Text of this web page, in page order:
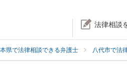
法律相談
県で法律相談できる弁護士 八代市で法